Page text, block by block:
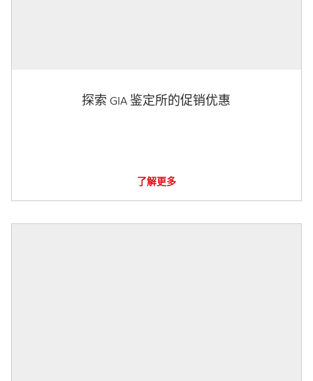
探索 GIA 鉴定所的促销优惠
了解更多